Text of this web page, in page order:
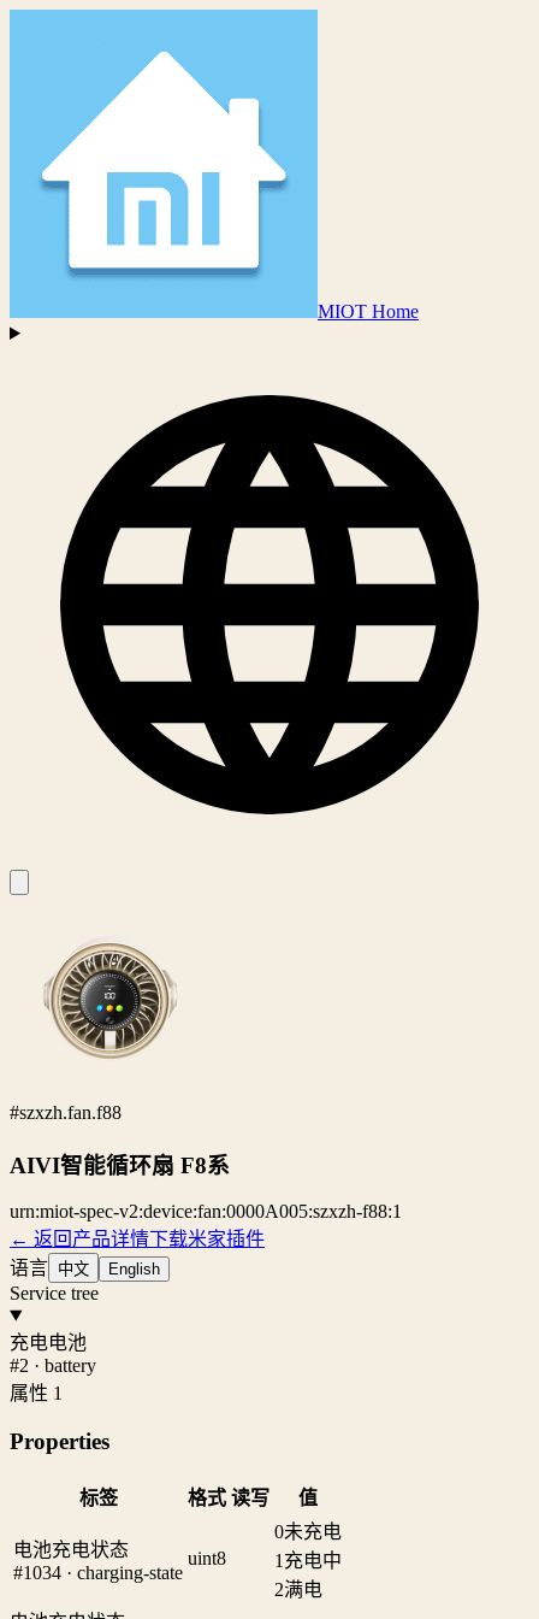
MIOT Home
#szxzh.fan.f88
AIVI智能循环扇 F8系
urn:miot-spec-v2:device:fan:0000A005:szxzh-f88:1
← 返回产品详情下载米家插件
语言 中文 English
Service tree
充电电池
#2 · battery
属性 1
Properties
标签 格式 读写 值
电池充电状态
#1034 · charging-state
uint8
0未充电
1 充电中
2满电